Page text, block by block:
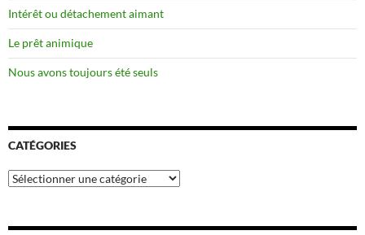
Intérêt ou détachement aimant
Le prêt animique
Nous avons toujours été seuls
CATÉGORIES
Catégories